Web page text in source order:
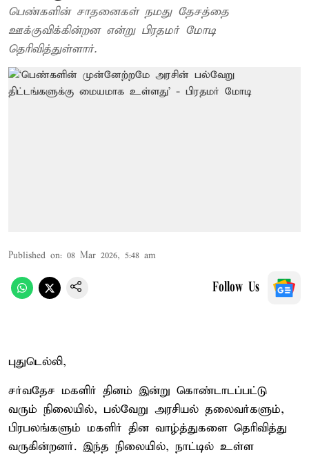
பெண்களின் சாதனைகள் நமது தேசத்தை
ஊக்குவிக்கின்றன என்று பிரதமர் மோடி
தெரிவித்துள்ளார்.
Published on: 08 Mar 2026, 5:48 am
Follow Us
புதுடெல்லி,
சர்வதேச மகளிர் தினம் இன்று கொண்டாடப்பட்டு
வரும் நிலையில், பல்வேறு அரசியல் தலைவர்களும்,
பிரபலங்களும் மகளிர் தின வாழ்த்துகளை தெரிவித்து
வருகின்றனர். இந்த நிலையில், நாட்டில் உள்ள